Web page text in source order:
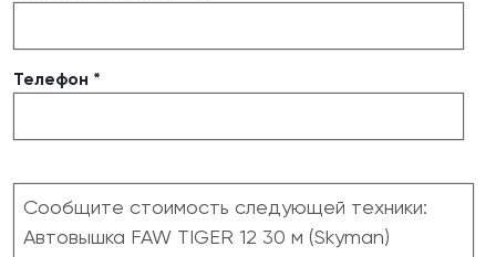
Телефон *